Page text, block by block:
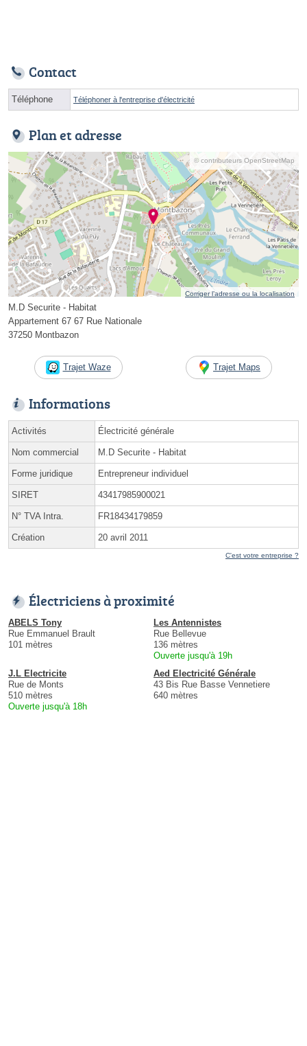
Contact
Téléphone Téléphoner à l'entreprise d'électricité
Plan et adresse
© contributeurs OpenStreetMap
Corriger l’adresse ou la localisation
M.D Securite - Habitat
Appartement 67 67 Rue Nationale
37250 Montbazon
Trajet Waze Trajet Maps
Informations
Activités Électricité générale
Nom commercial M.D Securite - Habitat
Forme juridique Entrepreneur individuel
SIRET 43417985900021
N° TVA Intra. FR18434179859
Création 20 avril 2011
C'est votre entreprise ?
Électriciens à proximité
ABELS Tony
Rue Emmanuel Brault
101 mètres
Les Antennistes
Rue Bellevue
136 mètres
Ouverte jusqu'à 19h
J.L Electricite
Rue de Monts
510 mètres
Ouverte jusqu'à 18h
Aed Electricité Générale
43 Bis Rue Basse Vennetiere
640 mètres